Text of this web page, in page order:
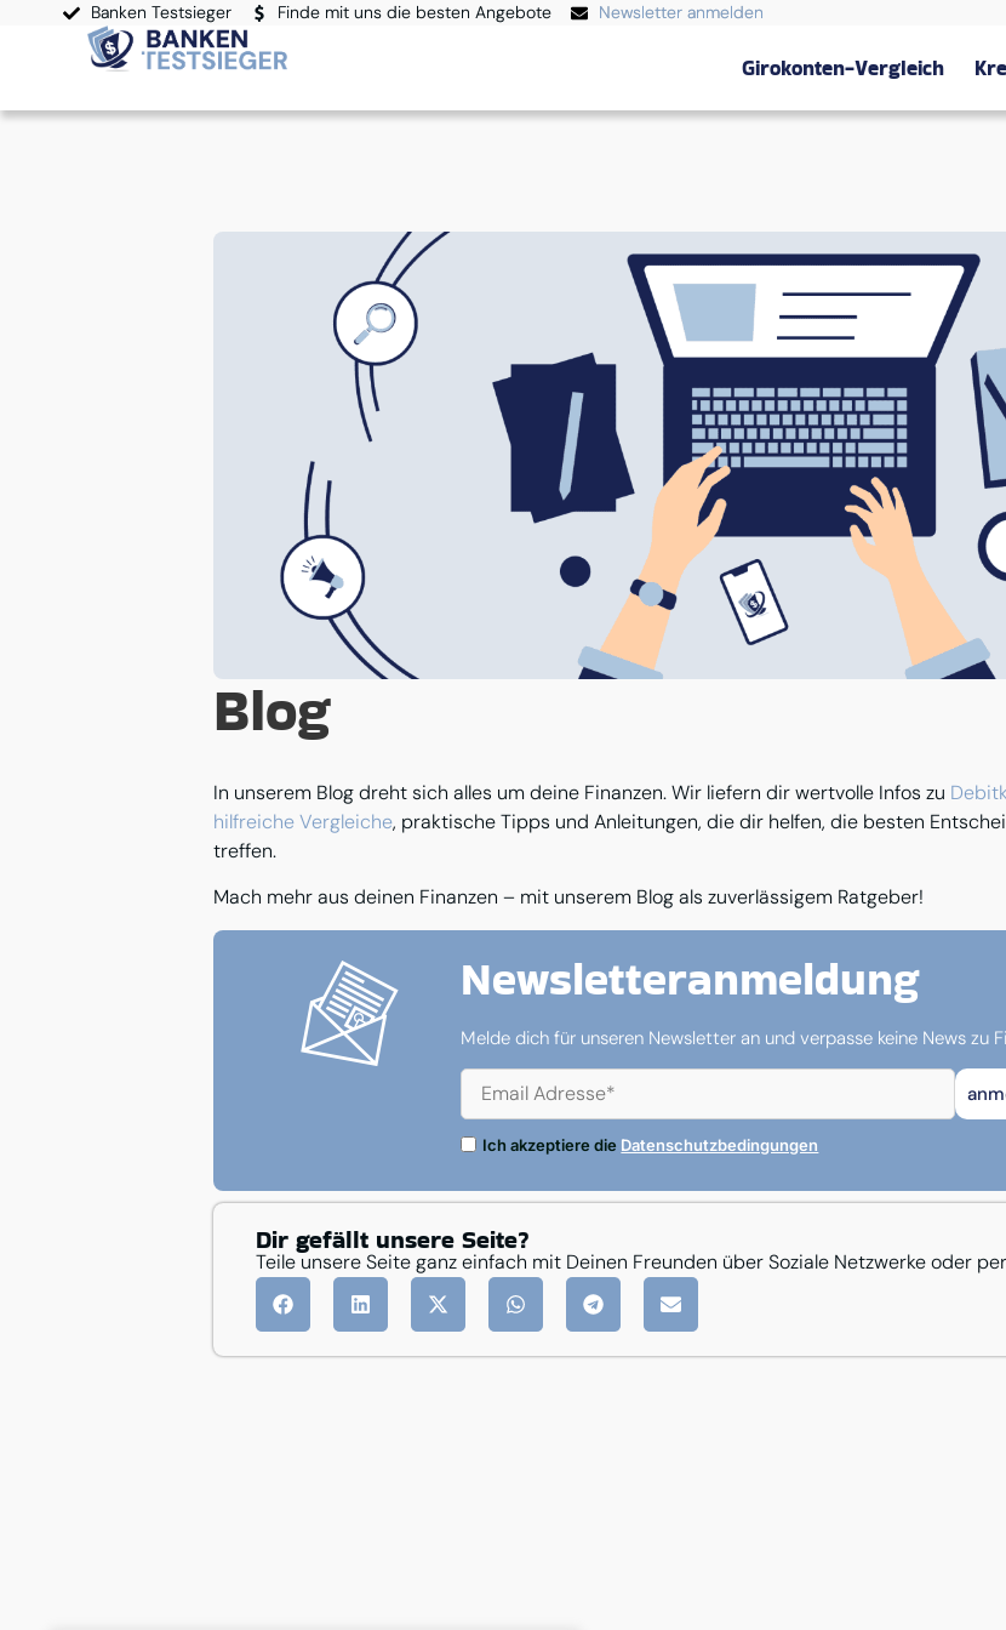
Banken Testsieger Finde mit uns die besten Angebote Newsletter anmelden
Girokonten-Vergleich
Blog
In unserem Blog dreht sich alles um deine Finanzen. Wir liefern dir wertvolle Infos zu
hilfreiche Vergleiche, praktische Tipps und Anleitungen, die dir helfen, die besten
treffen.
Mach mehr aus deinen Finanzen – mit unserem Blog als zuverlässigem Ratgeber!
Newsletteranmeldung
Melde dich für unseren Newsletter an und verpasse keine News zu
Ich akzeptiere die Datenschutzbedingungen
Dir gefällt unsere Seite?
Teile unsere Seite ganz einfach mit Deinen Freunden über Soziale Netzwerke oder